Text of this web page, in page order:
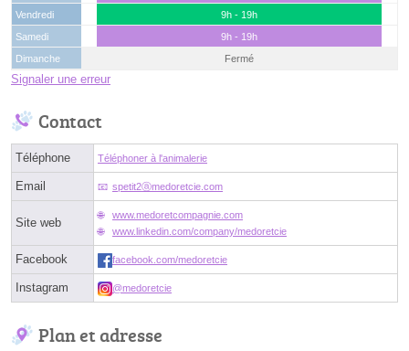
Vendredi
9h - 19h
Samedi
9h - 19h
Dimanche
Fermé
Signaler une erreur
Contact
Téléphone Téléphoner à l'animalerie
Email spetit2ⓐmedoretcie.com
Site web
www.medoretcompagnie.com
www.linkedin.com/company/medoretcie
Facebook facebook.com/medoretcie
Instagram @medoretcie
Plan et adresse